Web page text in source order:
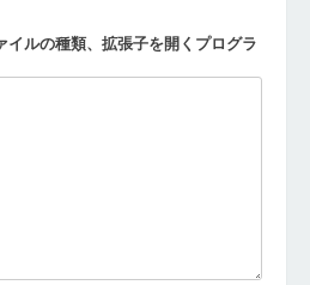
イルの種類、拡張子を開くプログラ